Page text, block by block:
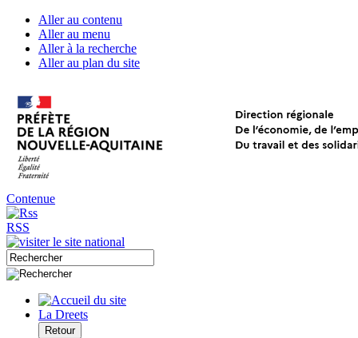
Aller au contenu
Aller au menu
Aller à la recherche
Aller au plan du site
Contenue
RSS
La Dreets
Retour